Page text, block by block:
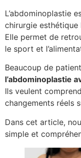
L’abdominoplastie
chirurgie esthétique
Elle permet de
le sport et
Beaucoup de
l’abdominoplastie
Ils veulent
changements réels
Dans cet article,
simple et